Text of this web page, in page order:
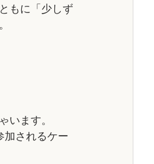
もに「少しず
います。
加されるケー